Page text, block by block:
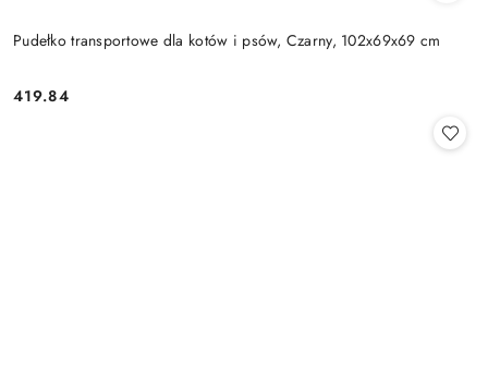
Pudełko transportowe dla kotów i psów, Czarny, 102x69x69 cm
Cena:
419.84